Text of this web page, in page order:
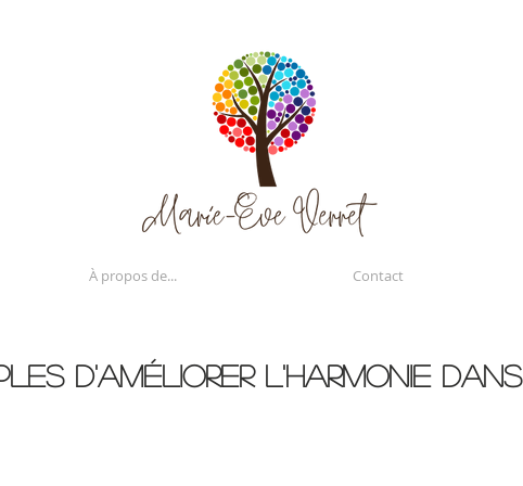
À propos de... Contact
d'améliorer l'harmonie dans